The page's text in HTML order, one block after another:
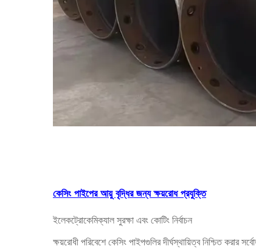
কেসিং পাইপের আয়ু বৃদ্ধির জন্য ক্ষয়রোধ প্রযুক্তি
ইলেকট্রোকেমিক্যাল সুরক্ষা এবং কোটিং নির্বাচন
ক্ষয়রোধী পরিবেশে কেসিং পাইপগুলির দীর্ঘস্থায়িত্ব নিশ্চিত